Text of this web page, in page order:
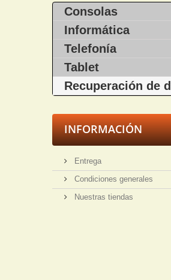
Consolas
Informática
Telefonía
Tablet
Recuperación de
INFORMACIÓN
Entrega
Condiciones generales
Nuestras tiendas